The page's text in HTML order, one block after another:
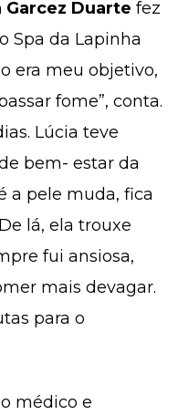
Garcez Duarte fez
Spa da Lapinha
era meu objetivo,
fome”, conta.
Lúcia teve
bem- estar da
a pele muda, fica
lá, ela trouxe
fui ansiosa,
mais devagar.
para o
médico e